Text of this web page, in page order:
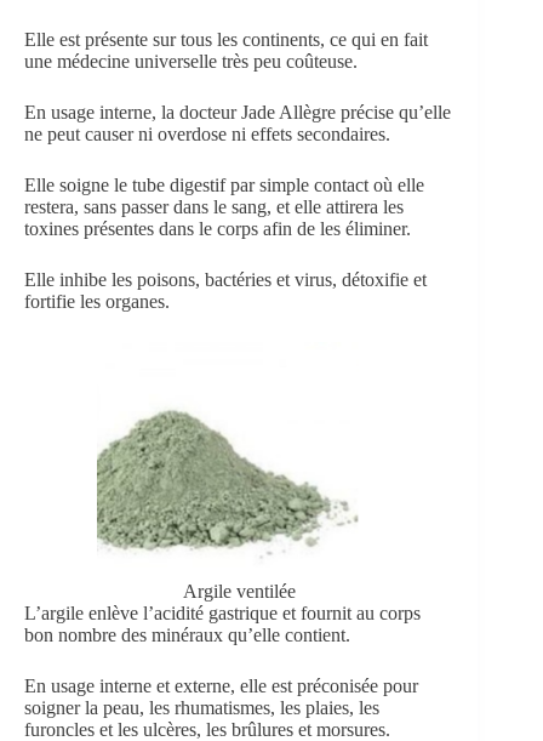
Elle est présente sur tous les continents, ce qui en fait
une médecine universelle très peu coûteuse.
En usage interne, la docteur Jade Allègre précise qu’elle
ne peut causer ni overdose ni effets secondaires.
Elle soigne le tube digestif par simple contact où elle
restera, sans passer dans le sang, et elle attirera les
toxines présentes dans le corps afin de les éliminer.
Elle inhibe les poisons, bactéries et virus, détoxifie et
fortifie les organes.
Argile ventilée
L’argile enlève l’acidité gastrique et fournit au corps
bon nombre des minéraux qu’elle contient.
En usage interne et externe, elle est préconisée pour
soigner la peau, les rhumatismes, les plaies, les
furoncles et les ulcères, les brûlures et morsures.